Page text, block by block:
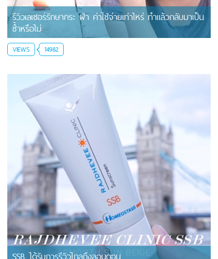
รีวิวเลเซอร์รักษากระ ฝ้า ค่าใช้จ่ายเท่าไหร่ ทำแล้วกลับมาเป็น
ซ้ำหรือไม่
VIEWS 14982